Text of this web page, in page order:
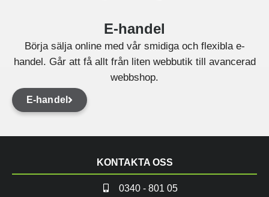
E-handel
Börja sälja online med vår smidiga och flexibla e-
handel. Går att få allt från liten webbutik till avancerad
webbshop.
E-handel
KONTAKTA OSS
0340 - 801 05